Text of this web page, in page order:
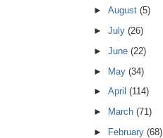
►August(5)
►July(26)
►June(22)
► May(34)
►April(114)
►
March(71)
►
February(68)